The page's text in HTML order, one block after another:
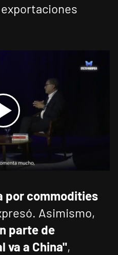
por commodities
Asimismo,
parte de
va a China",